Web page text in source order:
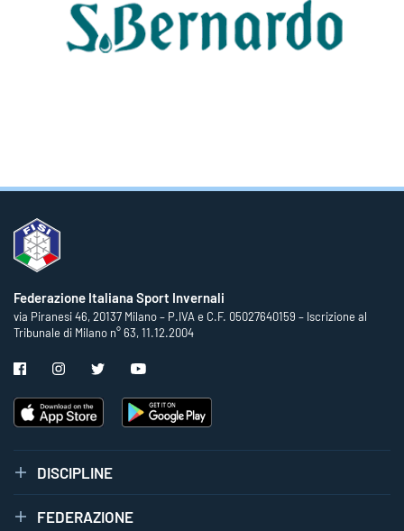
Federazione Italiana Sport Invernali
via Piranesi 46, 20137 Milano – P.IVA e C.F. 05027640159 – Iscrizione al
Tribunale di Milano n° 63, 11.12.2004
DISCIPLINE
FEDERAZIONE